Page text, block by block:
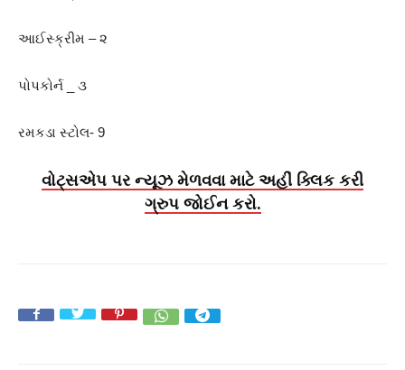
આઈસ્ક્રીમ – ૨
પોપકોર્ન _ ૩
રમકડા સ્ટોલ- 9
વોટ્સએપ પર ન્યૂઝ મેળવવા માટે અહીં ક્લિક કરી
ગ્રુપ જોઈન કરો.